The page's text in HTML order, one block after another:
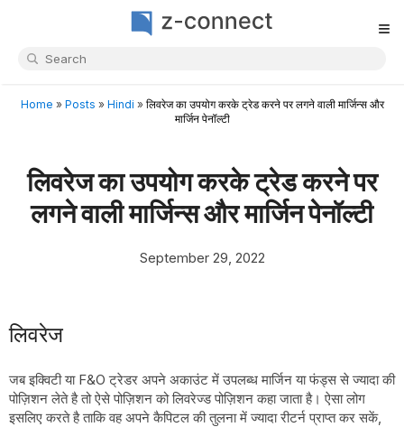
≡
Home » Posts » Hindi » लिवरेज का उपयोग करके ट्रेड करने पर लगने वाली मार्जिन्स और
मार्जिन पेनॉल्टी
लिवरेज का उपयोग करके ट्रेड करने पर
लगने वाली मार्जिन्स और मार्जिन पेनॉल्टी
September 29, 2022
लिवरेज
जब इक्विटी या F&O ट्रेडर अपने अकाउंट में उपलब्ध मार्जिन या फंड्स से ज्यादा की
पोज़िशन लेते है तो ऐसे पोज़िशन को लिवरेज्ड पोज़िशन कहा जाता है। ऐसा लोग
इसलिए करते है ताकि वह अपने कैपिटल की तुलना में ज्यादा रीटर्न प्राप्त कर सकें,